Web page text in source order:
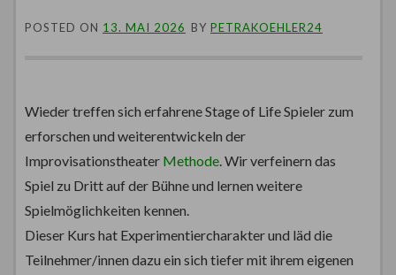
POSTED ON 13. MAI 2026 BY PETRAKOEHLER24
Wieder treffen sich erfahrene Stage of Life Spieler zum
erforschen und weiterentwickeln der
Improvisationstheater Methode. Wir verfeinern das
Spiel zu Dritt auf der Bühne und lernen weitere
Spielmöglichkeiten kennen.
Dieser Kurs hat Experimentiercharakter und läd die
Teilnehmer/innen dazu ein sich tiefer mit ihrem eigenen